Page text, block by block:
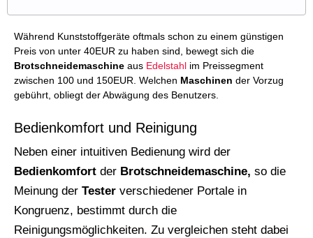
Während Kunststoffgeräte oftmals schon zu einem günstigen
Preis von unter 40EUR zu haben sind, bewegt sich die
Brotschneidemaschine aus Edelstahl im Preissegment
zwischen 100 und 150EUR. Welchen Maschinen der Vorzug
gebührt, obliegt der Abwägung des Benutzers.
Bedienkomfort und Reinigung
Neben einer intuitiven Bedienung wird der
Bedienkomfort der Brotschneidemaschine, so die
Meinung der Tester verschiedener Portale in
Kongruenz, bestimmt durch die
Reinigungsmöglichkeiten. Zu vergleichen steht dabei